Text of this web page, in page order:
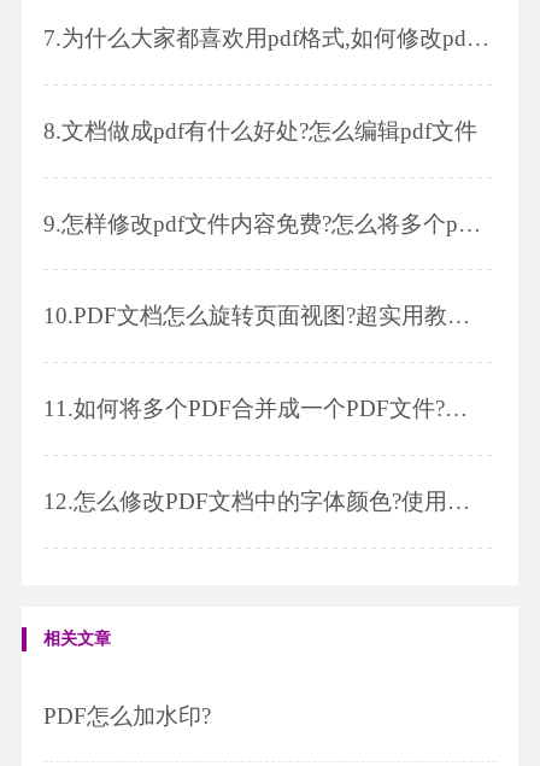
7.为什么大家都喜欢用pdf格式,如何修改pdf里面的图片
8.文档做成pdf有什么好处?怎么编辑pdf文件
9.怎样修改pdf文件内容免费?怎么将多个pdf合并为一个?
10.PDF文档怎么旋转页面视图?超实用教程来了!
11.如何将多个PDF合并成一个PDF文件?这个方法一定收藏!
12.怎么修改PDF文档中的字体颜色?使用操作!
相关文章
PDF怎么加水印?